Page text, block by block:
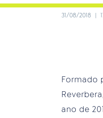
31/08/2018 |
Formado
ano de